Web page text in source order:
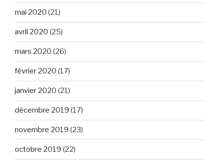
mai 2020 (21)
avril 2020 (25)
mars 2020 (26)
février 2020 (17)
janvier 2020 (21)
décembre 2019 (17)
novembre 2019 (23)
octobre 2019 (22)